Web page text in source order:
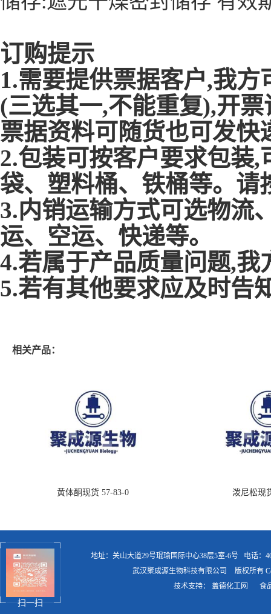
订购提示
1.需要提供票据客户,我
(三选其一,不能重复),开
票据资料可随货也可发快
2.包装可按客户要求包装
袋、塑料桶、铁桶等。请
3.内销运输方式可选物流
运、空运、快递等。
4.若属于产品质量问题,
5.若有其他要求应及时告
相关产品：
黄体酮现货 57-83-0 泼尼松现
扫一扫
地址：关山大道29号琨瑜国际中心38层5室-6号 电话：
武汉聚成源生物科技有限公司
版权所有
技术支持： 盖德化工网 食